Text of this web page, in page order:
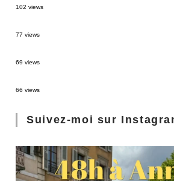
102 views
77 views
69 views
66 views
Suivez-moi sur